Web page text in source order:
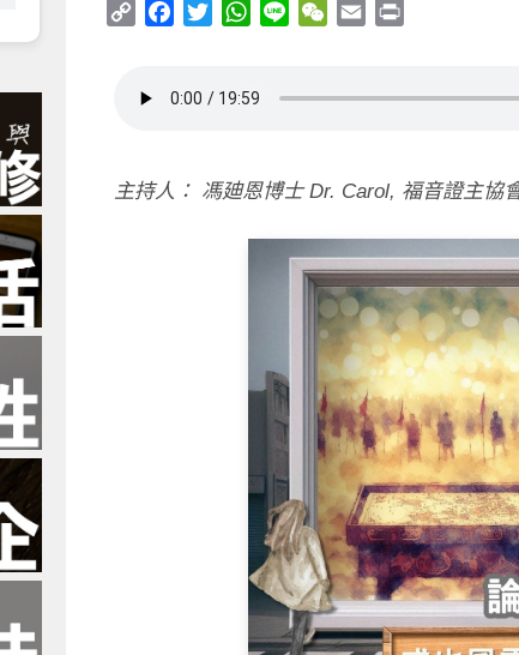
Copy
Facebook
TwitterWhatsApp
Line WeChat
Email
主持人： 馮廸恩博士 Dr. Carol, 福音證主協